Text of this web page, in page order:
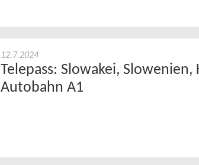
12.7.2024
Telepass: Slowakei,
Autobahn A1